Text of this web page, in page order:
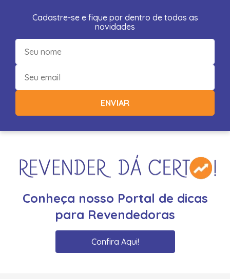
Cadastre-se e fique por dentro de todas as
novidades
ENVIAR
Conheça nosso Portal de dicas
para Revendedoras
Confira Aqui!